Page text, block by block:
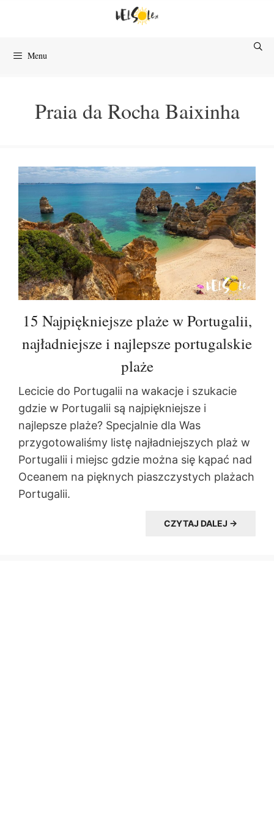
Menu
Praia da Rocha Baixinha
15 Najpiękniejsze plaże w Portugalii,
najładniejsze i najlepsze portugalskie
plaże
Lecicie do Portugalii na wakacje i szukacie
gdzie w Portugalii są najpiękniejsze i
najlepsze plaże? Specjalnie dla Was
przygotowaliśmy listę najładniejszych plaż w
Portugalii i miejsc gdzie można się kąpać nad
Oceanem na pięknych piaszczystych plażach
Portugalii.
CZYTAJ DALEJ →